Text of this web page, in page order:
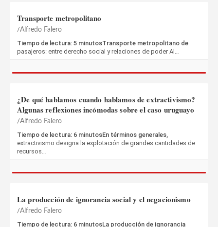
Transporte metropolitano
Alfredo Falero
Tiempo de lectura: 5 minutosTransporte metropolitano de
pasajeros: entre derecho social y relaciones de poder Al…
¿De qué hablamos cuando hablamos de extractivismo?
Algunas reflexiones incómodas sobre el caso uruguayo
Alfredo Falero
Tiempo de lectura: 6 minutosEn términos generales,
extractivismo designa la explotación de grandes cantidades de
recursos…
La producción de ignorancia social y el negacionismo
Alfredo Falero
Tiempo de lectura: 6 minutosLa producción de ignorancia